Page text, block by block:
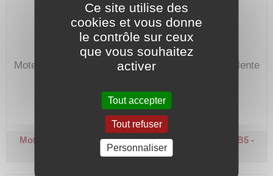
Moteur 230/400V, hors-normes avec bride équivalente
Code article :106704
Prix : 806,30 €HT
Moteur électrique triphasé 1000 tr/min
Arbre Ø 14 - B5 -
0,26 kW - (63)
Ce site utilise des
cookies et vous donne
le contrôle sur ceux
que vous souhaitez
activer
Tout accepter
Tout refuser
Personnaliser